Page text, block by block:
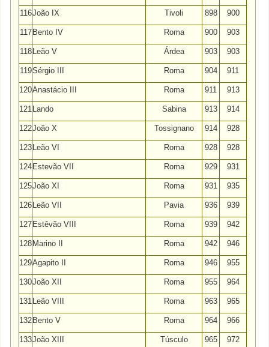
116João IX Tivoli 898 900
117 Bento IV Roma 900 903
118 Leão V Árdea 903 903
119Sérgio III Roma 904 911
120Anastácio III Roma 911 913
121 Lando Sabina 913 914
122João X Tossignano 914 928
123 Leão VI Roma 928 928
124 Estevão VII Roma 929 931
125João XI Roma 931 935
126 Leão VII Pavia 936 939
127 Estêvão VIII Roma 939 942
128 Marino II Roma 942 946
129Agapito II Roma 946 955
130João XII Roma 955 964
131 Leão VIII Roma 963 965
132 Bento V Roma 964 966
133João XIII Túsculo 965 972